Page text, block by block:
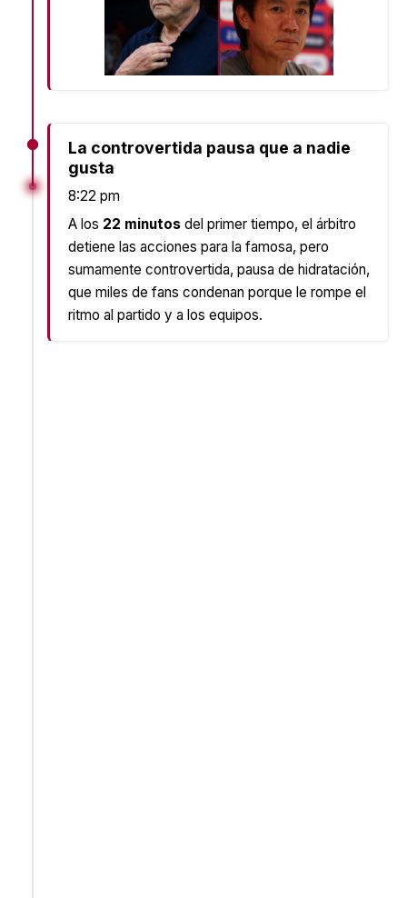
La controvertida pausa que a nadie
gusta
8:22 pm
A los 22 minutos del primer tiempo, el árbitro
detiene las acciones para la famosa, pero
sumamente controvertida, pausa de hidratación,
que miles de fans condenan porque le rompe el
ritmo al partido y a los equipos.